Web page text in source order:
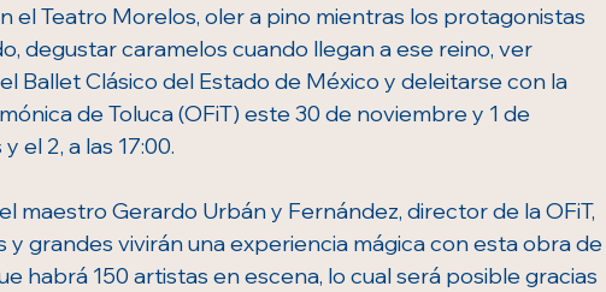
el Teatro Morelos, oler a pino mientras los protagonistas
degustar caramelos cuando llegan a ese reino, ver
Ballet Clásico del Estado de México y deleitarse con la
de Toluca (OFiT) este 30 de noviembre y 1 de
el 2, a las 17:00.
maestro Gerardo Urbán y Fernández, director de la OFiT,
y grandes vivirán una experiencia mágica con esta obra
habrá 150 artistas en escena, lo cual será posible gracias